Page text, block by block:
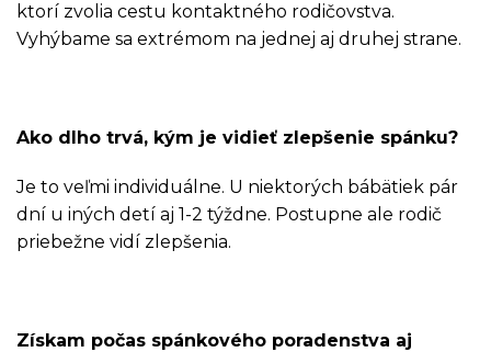
ktorí zvolia cestu kontaktného rodičovstva.
Vyhýbame sa extrémom na jednej aj druhej strane.
Ako dlho trvá, kým je vidieť zlepšenie spánku?
Je to veľmi individuálne. U niektorých bábätiek pár
dní u iných detí aj 1-2 týždne. Postupne ale rodič
priebežne vidí zlepšenia.
Získam počas spánkového poradenstva aj